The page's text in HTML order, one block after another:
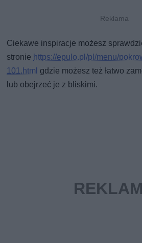
Ciekawe inspiracje możesz
stronie https://epulo.pl/pl/menu/
101.html gdzie możesz też łatwo
lub obejrzeć je z bliskimi.